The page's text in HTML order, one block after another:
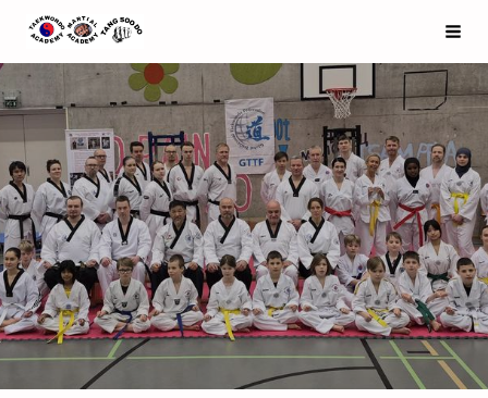
Siirry
sivun
sisältöön
Espoo Taekwondo Academy ry